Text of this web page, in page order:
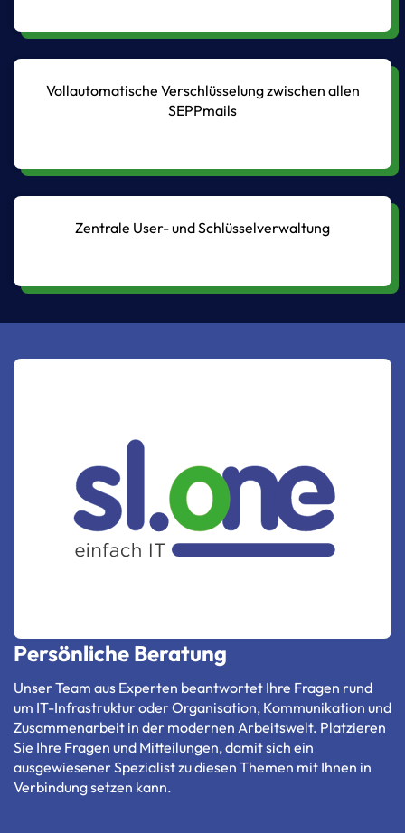
Vollautomatische Verschlüsselung zwischen allen
SEPPmails
Zentrale User- und Schlüsselverwaltung
Persönliche Beratung
Unser Team aus Experten beantwortet Ihre Fragen rund
um IT-Infrastruktur oder Organisation, Kommunikation und
Zusammenarbeit in der modernen Arbeitswelt. Platzieren
Sie Ihre Fragen und Mitteilungen, damit sich ein
ausgewiesener Spezialist zu diesen Themen mit Ihnen in
Verbindung setzen kann.